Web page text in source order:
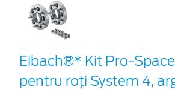
Eibach®* Kit Pro-
pentru roți System 4,